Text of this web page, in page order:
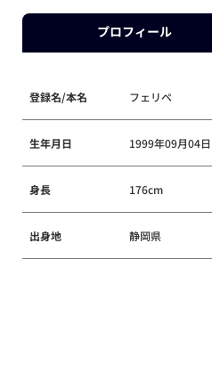
プロフィール
登録名/本名 フェリペ
生年月日 1999年09月04日
身長 176cm
出身地 静岡県